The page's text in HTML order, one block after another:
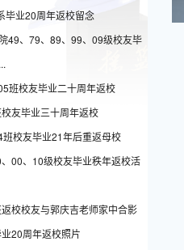
毕业20周年返校留念
49、79、89、99、09级校友毕
班校友毕业二十周年返校
友毕业三十周年返校
校友毕业21年后重返母校
00、10级校友毕业秩年返校活
校校友与郭庆吉老师家中合影
20周年返校照片